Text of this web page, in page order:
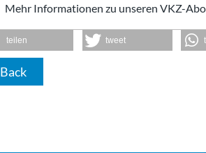
Mehr Informationen zu unseren VKZ-
teilen tweet
Back